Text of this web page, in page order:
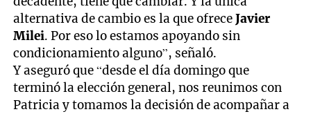
alternativa de cambio es la que ofreceJavier
Milei. Por eso lo estamos apoyando sin
condicionamiento alguno”, señaló.
Y aseguró que “desde el día domingo que
terminó la elección general, nos reunimos con
Patricia y tomamos la decisión de acompañar a